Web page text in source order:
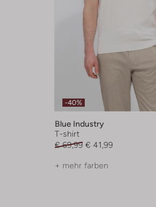
-40%
Blue Industry
T-shirt
€ 69,99 € 41,99
+ mehr farben